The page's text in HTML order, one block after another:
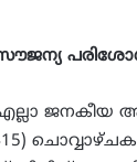
സൗജന്യ
ജനകീയ